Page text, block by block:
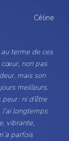
Céline
terme de ces
cœur, non pas
mais son
meilleurs.
: ni d’être
longtemps
vibrante,
parfois